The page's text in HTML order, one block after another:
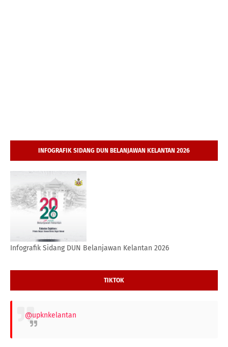
INFOGRAFIK SIDANG DUN BELANJAWAN KELANTAN 2026
Infografik Sidang DUN Belanjawan Kelantan 2026
TIKTOK
@upknkelantan